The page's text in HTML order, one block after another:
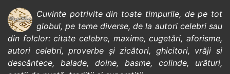
Cuvinte potrivite din toate timpurile, de pe tot
globul, pe teme diverse, de la autori celebrisau
din folclor:citate celebre, maxime,cugetări,aforisme,
autori celebri,proverbe și zicători, ghicitori, vrăji si
descântece, balade, doine, basme, colinde, urături,